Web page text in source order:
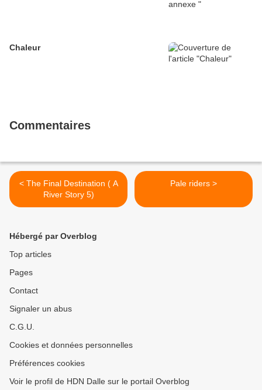
Chaleur
Commentaires
< The Final Destination ( A
River Story 5)
Pale riders >
Hébergé par Overblog
Top articles
Pages
Contact
Signaler un abus
C.G.U.
Cookies et données personnelles
Préférences cookies
Voir le profil de HDN Dalle sur le portail Overblog